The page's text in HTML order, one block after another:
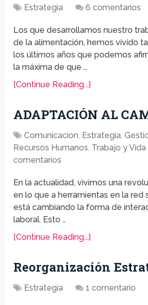
Estrategia 6 comentarios
Los que desarrollamos nuestro
de la alimentación, hemos vivido
los últimos años que podemos
la máxima de que …
[Continue Reading...]
ADAPTACIÓN AL
Comunicacion, Estrategia,
Recursos Humanos, Trabajo y Vida
comentarios
En la actualidad, vivimos una
en lo que a herramientas en la red
está cambiando la forma de
laboral. Esto …
[Continue Reading...]
Reorganización
Estrategia 1 comentario